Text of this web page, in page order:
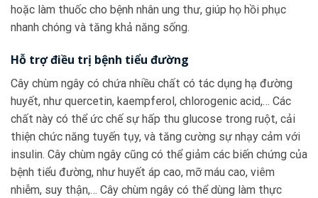
hoặc làm thuốc cho bệnh nhân ung thư, giúp họ hồi phục
nhanh chóng và tăng khả năng sống.
Hỗ trợ điều trị bệnh tiểu đường
Cây chùm ngây có chứa nhiều chất có tác dụng hạ đường
huyết, như quercetin, kaempferol, chlorogenic acid,… Các
chất này có thể ức chế sự hấp thu glucose trong ruột, cải
thiện chức năng tuyến tụy, và tăng cường sự nhạy cảm với
insulin. Cây chùm ngây cũng có thể giảm các biến chứng của
bệnh tiểu đường, như huyết áp cao, mỡ máu cao, viêm
nhiễm, suy thận,… Cây chùm ngây có thể dùng làm thực